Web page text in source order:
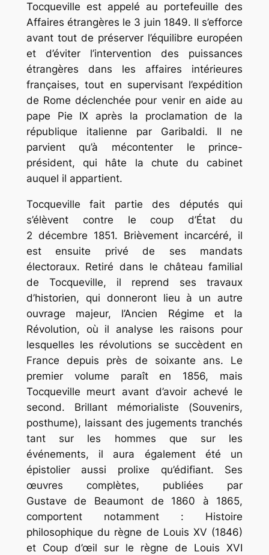
Tocqueville est appelé au portefeuille des
Affaires étrangères le 3 juin 1849. Il s’efforce
avant tout de préserver l’équilibre européen
et d’éviter l’intervention des puissances
étrangères dans les affaires intérieures
françaises, tout en supervisant l’expédition
de Rome déclenchée pour venir en aide au
pape Pie IX après la proclamation de la
république italienne par Garibaldi. Il ne
parvient qu’à mécontenter le prince-
président, qui hâte la chute du cabinet
auquel il appartient.
Tocqueville fait partie des députés qui
s’élèvent contre le coup d’État du
2 décembre 1851. Brièvement incarcéré, il
est ensuite privé de ses mandats
électoraux. Retiré dans le château familial
de Tocqueville, il reprend ses travaux
d’historien, qui donneront lieu à un autre
ouvrage majeur, l’Ancien Régime et la
Révolution, où il analyse les raisons pour
lesquelles les révolutions se succèdent en
France depuis près de soixante ans. Le
premier volume paraît en 1856, mais
Tocqueville meurt avant d’avoir achevé le
second. Brillant mémorialiste (Souvenirs,
posthume), laissant des jugements tranchés
tant sur les hommes que sur les
événements, il aura également été un
épistolier aussi prolixe qu’édifiant. Ses
œuvres complètes, publiées par
Gustave de Beaumont de 1860 à 1865,
comportent notamment : Histoire
philosophique du règne de Louis XV (1846)
et Coup d’œil sur le règne de Louis XVI